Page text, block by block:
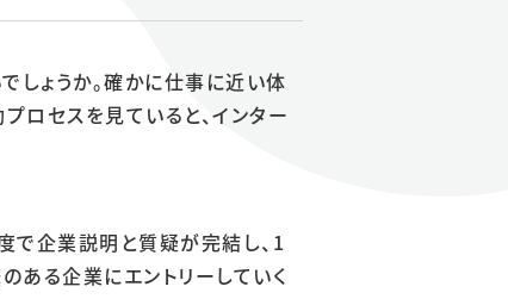
しょうか。確かに仕事に近い体
ロセスを見ていると、インター
で企業説明と質疑が完結し、1
ある企業にエントリーしていく